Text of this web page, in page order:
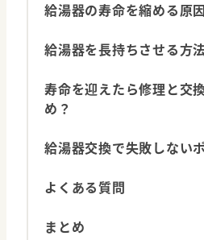
給湯器の寿命を縮める原因
給湯器を長持ちさせる方
寿命を迎えたら修理と交
め？
給湯器交換で失敗しない
よくある質問
まとめ